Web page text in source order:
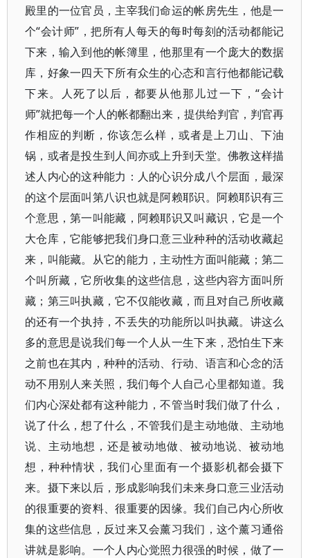
殿里的一位官员，主宰我们命运的帐房先生，他是一
个“会计师”，把所有人每天的每时每刻的活动都能记
下来，输入到他的帐簿里，他那里有一个庞大的数据
库，好象一四天下所有众生的心态和言行他都能记载
下来。人死了以后，都要从他那儿过一下，“会计
师”就把每一个人的帐都翻出来，提供给判官，判官再
作相应的判断，你该怎么样，或者是上刀山、下油
锅，或者是投生到人间亦或上升到天堂。佛教这样描
述人内心的这种能力：人的心识分成八个层面，最深
的这个层面叫第八识也就是阿赖耶识。阿赖耶识有三
个意思，第一叫能藏，阿赖耶识又叫藏识，它是一个
大仓库，它能够把我们身口意三业种种的活动收藏起
来，叫能藏。从它的能力，主动性方面叫能藏；第二
个叫所藏，它所收集的这些信息，这些内容方面叫所
藏；第三叫执藏，它不仅能收藏，而且对自己所收藏
的还有一个执持，不丢失的功能所以叫执藏。讲这么
多的意思是说我们每一个人从一生下来，恐怕生下来
之前也在其内，种种的活动、行动、语言和心念的活
动不用别人来关照，我们每个人自己心里都知道。我
们内心深处都有这种能力，不管当时我们做了什么，
说了什么，想了什么，不管我们是主动地做、主动地
说、主动地想，还是被动地做、被动地说、被动地
想，种种情状，我们心里面有一个摄影机都会摄下
来。摄下来以后，形成影响我们未来身口意三业活动
的很重要的资料、很重要的因缘。我们自己内心所收
集的这些信息，反过来又会薰习我们，这个薰习通俗
讲就是影响。一个人内心觉照力很强的时候，做了一